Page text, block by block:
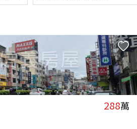
288萬